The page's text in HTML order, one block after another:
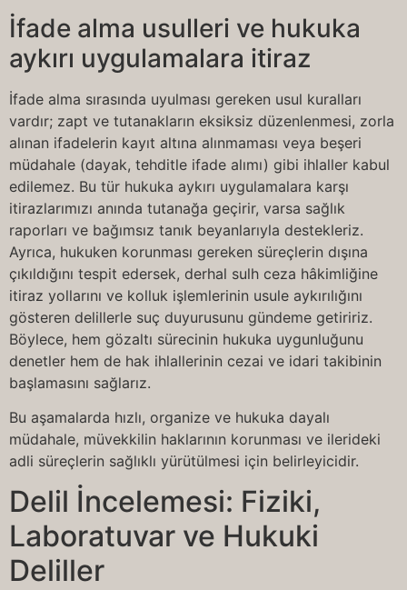
İfade alma usulleri ve hukuka
aykırı uygulamalara itiraz
İfade alma sırasında uyulması gereken usul kuralları
vardır; zapt ve tutanakların eksiksiz düzenlenmesi, zorla
alınan ifadelerin kayıt altına alınmaması veya beşeri
müdahale (dayak, tehditle ifade alımı) gibi ihlaller kabul
edilemez. Bu tür hukuka aykırı uygulamalara karşı
itirazlarımızı anında tutanağa geçirir, varsa sağlık
raporları ve bağımsız tanık beyanlarıyla destekleriz.
Ayrıca, hukuken korunması gereken süreçlerin dışına
çıkıldığını tespit edersek, derhal sulh ceza hâkimliğine
itiraz yollarını ve kolluk işlemlerinin usule aykırılığını
gösteren delillerle suç duyurusunu gündeme getiririz.
Böylece, hem gözaltı sürecinin hukuka uygunluğunu
denetler hem de hak ihlallerinin cezai ve idari takibinin
başlamasını sağlarız.
Bu aşamalarda hızlı, organize ve hukuka dayalı
müdahale, müvekkilin haklarının korunması ve ilerideki
adli süreçlerin sağlıklı yürütülmesi için belirleyicidir.
Delil İncelemesi: Fiziki,
Laboratuvar ve Hukuki
Deliller